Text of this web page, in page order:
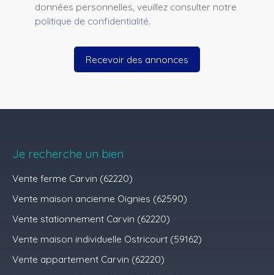
données personnelles, veuillez consulter notre
politique de confidentialité.
Recevoir des annonces
Je recherche un bien
Vente ferme Carvin (62220)
Vente maison ancienne Oignies (62590)
Vente stationnement Carvin (62220)
Vente maison individuelle Ostricourt (59162)
Vente appartement Carvin (62220)